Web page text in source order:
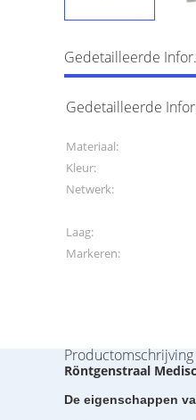
Gedetailleerde
Materiaal:
Kleur:
Netwerk:
Laag:
Markeren:
Productomschrijving
Röntgenstraal
De eigenschappen